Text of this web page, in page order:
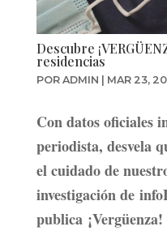
Descubre
residencias
POR ADMIN MAR 23,
Con datos oficiales
periodista, desvela
el cuidado de
investigación de
publica